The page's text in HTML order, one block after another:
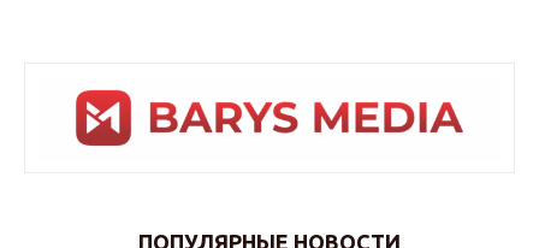
ПОПУЛЯРНЫЕ НОВОСТИ